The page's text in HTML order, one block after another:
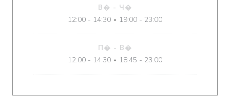
В� - Ч�
12:00 - 14:30 • 19:00 - 23:00
П� - В�
12:00 - 14:30 • 18:45 - 23:00